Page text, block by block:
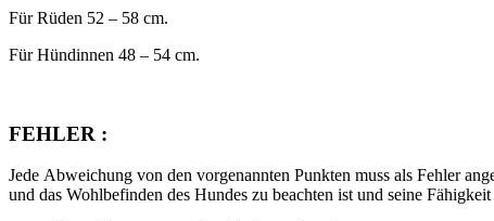
Für Rüden 52 – 58 cm.
Für Hündinnen 48 – 54 cm.
FEHLER :
Jede Abweichung von den vorgenannten Punkten muss als Fehler
und das Wohlbefinden des Hundes zu beachten ist und seine